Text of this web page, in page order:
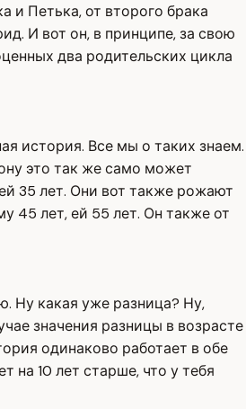
и Петька, от второго брака
И вот он, в принципе, за свою
два родительских цикла
история. Все мы о таких знаем.
это так же само может
35 лет. Они вот также рожают
45 лет, ей 55 лет. Он также от
Ну какая уже разница? Ну,
значения разницы в возрасте
одинаково работает в обе
на 10 лет старше, что у тебя